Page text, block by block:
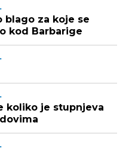
blago za koje se
kod Barbarige
koliko je stupnjeva